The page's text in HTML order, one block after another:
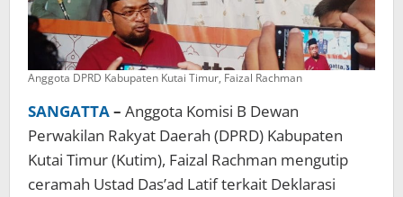
Anggota DPRD Kabupaten Kutai Timur, Faizal Rachman
SANGATTA– Anggota Komisi B Dewan
Perwakilan Rakyat Daerah (DPRD) Kabupaten
Kutai Timur (Kutim), Faizal Rachman mengutip
ceramah Ustad Das’ad Latif terkait Deklarasi